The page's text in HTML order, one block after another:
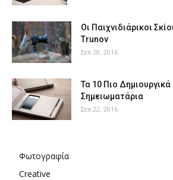
Οι Παιχνιδιάρικοι
Trunov
Σεπ 28, 2016
Τα 10 Πιο
Σημειωματάρια
Σεπ 22, 2016
Φωτογραφία
Creative